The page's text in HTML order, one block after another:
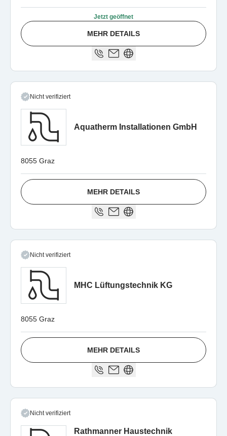
Jetzt geöffnet
MEHR DETAILS
Nicht verifiziert
Aquatherm Installationen GmbH
8055 Graz
MEHR DETAILS
Nicht verifiziert
MHC Lüftungstechnik KG
8055 Graz
MEHR DETAILS
Nicht verifiziert
Rathmanner Haustechnik